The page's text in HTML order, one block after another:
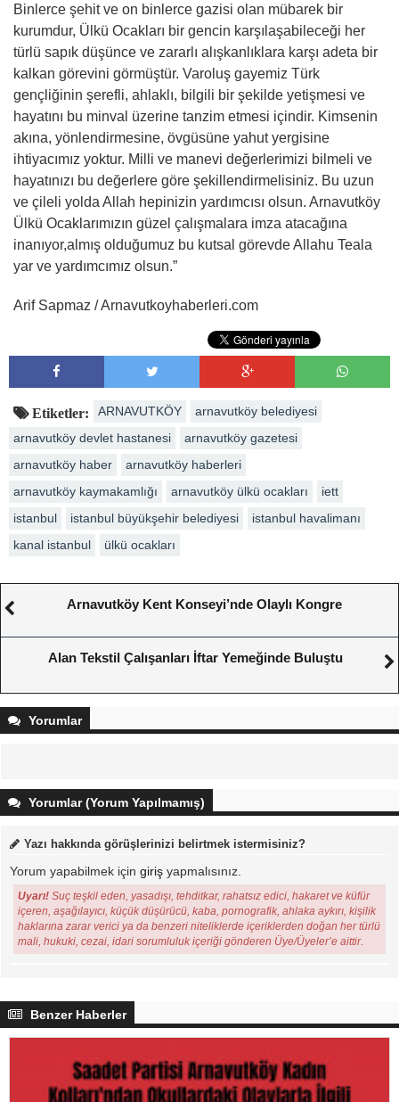
Binlerce şehit ve on binlerce gazisi olan mübarek bir
kurumdur, Ülkü Ocakları bir gencin karşılaşabileceği her
türlü sapık düşünce ve zararlı alışkanlıklara karşı adeta bir
kalkan görevini görmüştür. Varoluş gayemiz Türk
gençliğinin şerefli, ahlaklı, bilgili bir şekilde yetişmesi ve
hayatını bu minval üzerine tanzim etmesi içindir. Kimsenin
akına, yönlendirmesine, övgüsüne yahut yergisine
ihtiyacımız yoktur. Milli ve manevi değerlerimizi bilmeli ve
hayatınızı bu değerlere göre şekillendirmelisiniz. Bu uzun
ve çileli yolda Allah hepinizin yardımcısı olsun. Arnavutköy
Ülkü Ocaklarımızın güzel çalışmalara imza atacağına
inanıyor,almış olduğumuz bu kutsal görevde Allahu Teala
yar ve yardımcımız olsun.”
Arif Sapmaz / Arnavutkoyhaberleri.com
Etiketler: ARNAVUTKÖY
arnavutköy belediyesi
arnavutköy devlet hastanesi
arnavutköy gazetesi
arnavutköy haber
arnavutköy haberleri
arnavutköy kaymakamlığı
arnavutköy ülkü ocakları
iett
istanbul
istanbul büyükşehir belediyesi
istanbul havalimanı
kanal istanbul
ülkü ocakları
Arnavutköy Kent Konseyi’nde Olaylı Kongre
Alan Tekstil Çalışanları İftar Yemeğinde Buluştu
Yorumlar
Yorumlar (Yorum Yapılmamış)
Yazı hakkında görüşlerinizi belirtmek istermisiniz?
Yorum yapabilmek için giriş yapmalısınız.
Uyarı! Suç teşkil eden, yasadışı, tehditkar, rahatsız edici, hakaret ve küfür
içeren, aşağılayıcı, küçük düşürücü, kaba, pornografik, ahlaka aykırı, kişilik
haklarına zarar verici ya da benzeri niteliklerde içeriklerden doğan her türlü
mali, hukuki, cezai, idari sorumluluk içeriği gönderen Üye/Üyeler’e aittir.
Benzer Haberler